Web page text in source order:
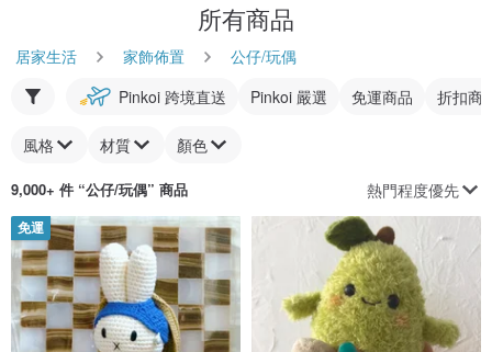
所有商品
居家生活 家飾佈置
公仔/玩偶
Pinkoi 跨境直送
Pinkoi 嚴選 免運商品 折扣商
風格 材質 顏色
9,000+ 件 “公仔/玩偶” 商品 熱門程度優先
免運